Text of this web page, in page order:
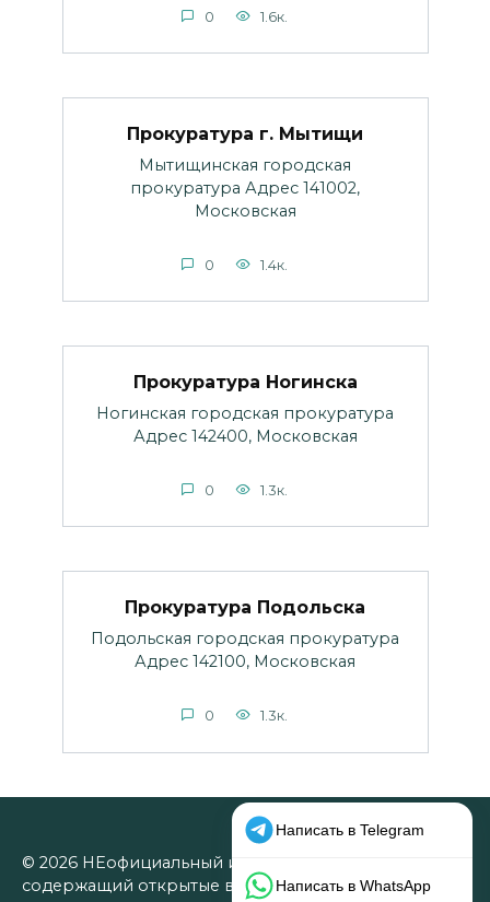
0 1.6к.
Прокуратура г. Мытищи
Мытищинская городская
прокуратура Адрес 141002,
Московская
0 1.4к.
Прокуратура Ногинска
Ногинская городская прокуратура
Адрес 142400, Московская
0 1.3к.
Прокуратура Подольска
Подольская городская прокуратура
Адрес 142100, Московская
0 1.3к.
© 2026 НЕофициальный информационный сайт,
содержащий открытые выверенные данные об